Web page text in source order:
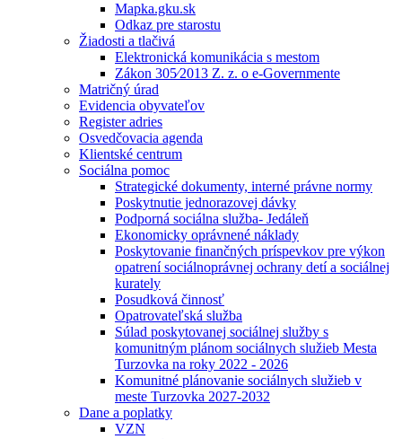
Mapka.gku.sk
Odkaz pre starostu
Žiadosti a tlačivá
Elektronická komunikácia s mestom
Zákon 305⁄2013 Z. z. o e-Governmente
Matričný úrad
Evidencia obyvateľov
Register adries
Osvedčovacia agenda
Klientské centrum
Sociálna pomoc
Strategické dokumenty, interné právne normy
Poskytnutie jednorazovej dávky
Podporná sociálna služba- Jedáleň
Ekonomicky oprávnené náklady
Poskytovanie finančných príspevkov pre výkon
opatrení sociálnoprávnej ochrany detí a sociálnej
kurately
Posudková činnosť
Opatrovateľská služba
Súlad poskytovanej sociálnej služby s
komunitným plánom sociálnych služieb Mesta
Turzovka na roky 2022 - 2026
Komunitné plánovanie sociálnych služieb v
meste Turzovka 2027-2032
Dane a poplatky
VZN